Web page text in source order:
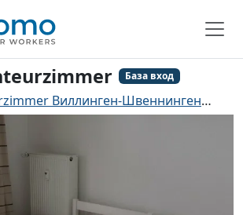
База вход
Виллинген-Швеннинген